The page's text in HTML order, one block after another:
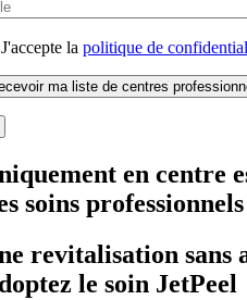
J'accepte lapolitique de
en centre
soins
revitalisation
le soin JetPeel